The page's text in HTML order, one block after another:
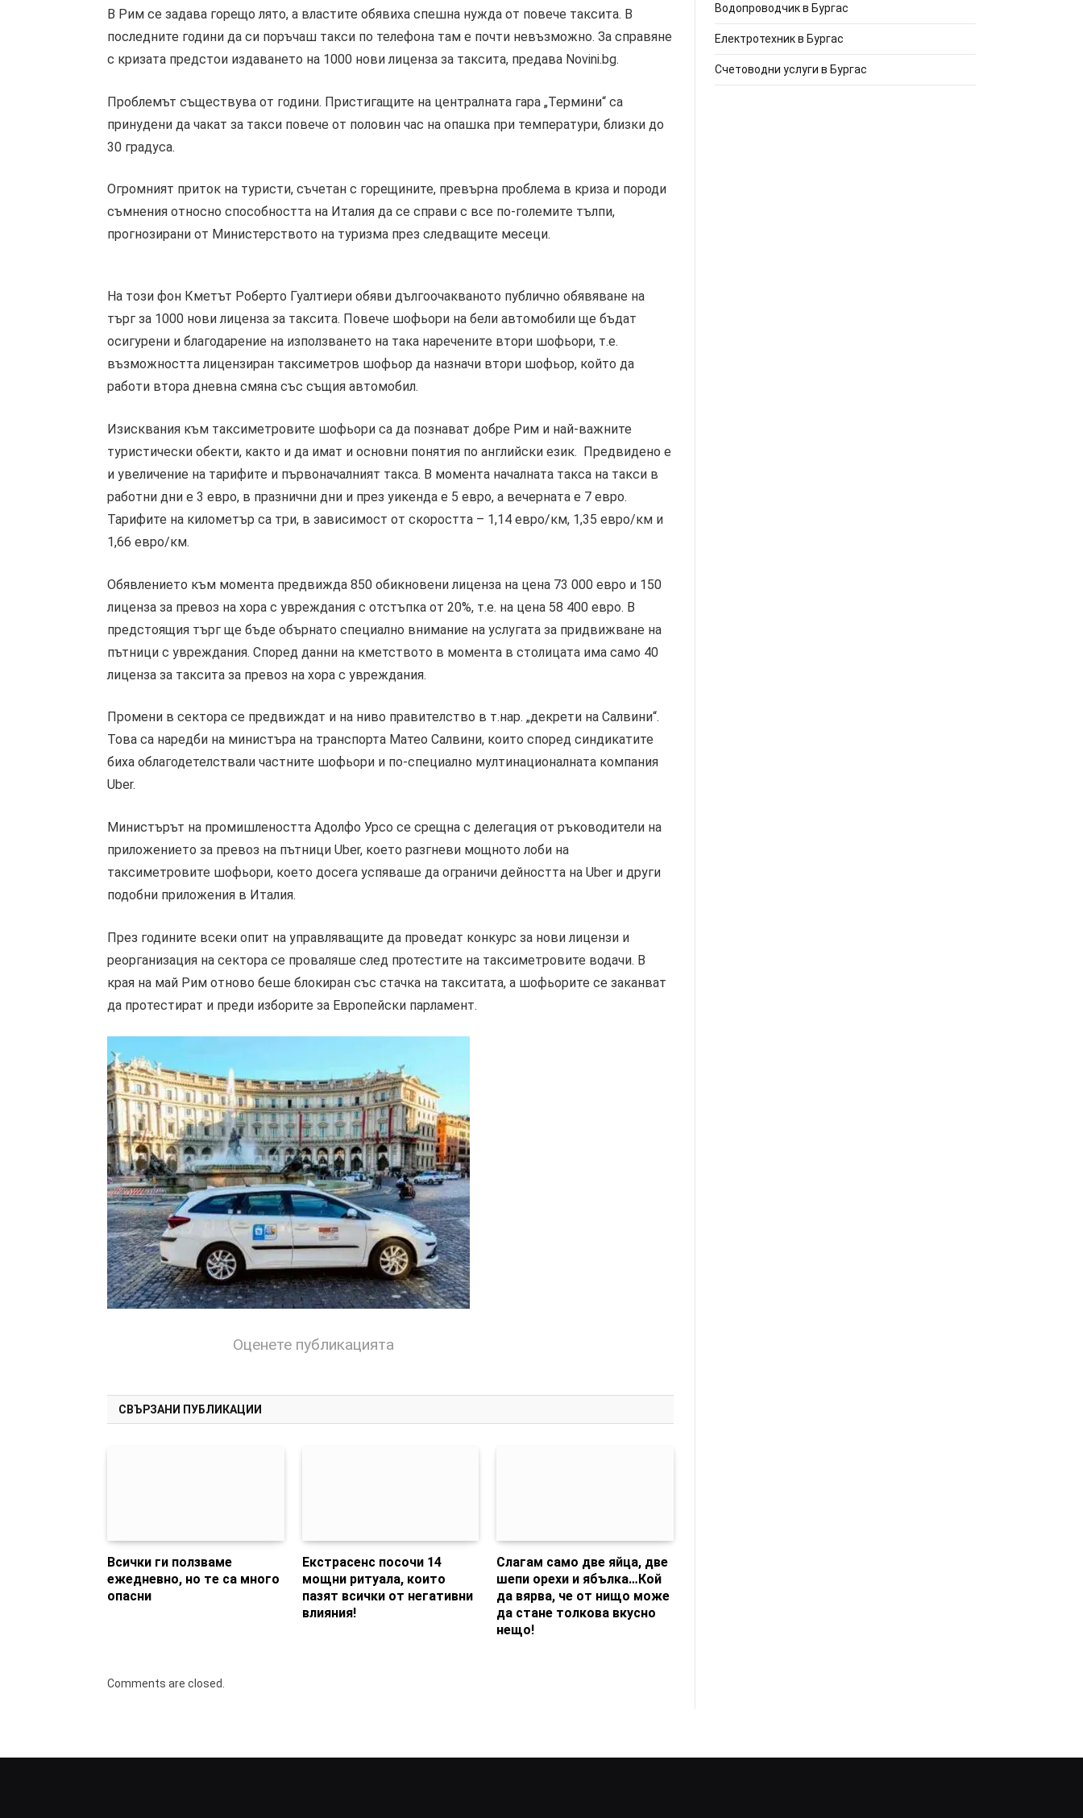
В Рим се задава горещо лято, а властите обявиха спешна нужда от повече таксита. В
последните години да си поръчаш такси по телефона там е почти невъзможно. За справяне
с кризата предстои издаването на 1000 нови лиценза за таксита, предава Novini.bg.
Проблемът съществува от години. Пристигащите на централната гара „Термини“ са
принудени да чакат за такси повече от половин час на опашка при температури, близки до
30 градуса.
Огромният приток на туристи, съчетан с горещините, превърна проблема в криза и породи
съмнения относно способността на Италия да се справи с все по-големите тълпи,
прогнозирани от Министерството на туризма през следващите месеци.
На този фон Кметът Роберто Гуалтиери обяви дългоочакваното публично обявяване на
търг за 1000 нови лиценза за таксита. Повече шофьори на бели автомобили ще бъдат
осигурени и благодарение на използването на така наречените втори шофьори, т.е.
възможността лицензиран таксиметров шофьор да назначи втори шофьор, който да
работи втора дневна смяна със същия автомобил.
Изисквания към таксиметровите шофьори са да познават добре Рим и най-важните
туристически обекти, както и да имат и основни понятия по английски език. Предвидено е
и увеличение на тарифите и първоначалният такса. В момента началната такса на такси в
работни дни е 3 евро, в празнични дни и през уикенда е 5 евро, а вечерната е 7 евро.
Тарифите на километър са три, в зависимост от скоростта – 1,14 евро/км, 1,35 евро/км и
1,66 евро/км.
Обявлението към момента предвижда 850 обикновени лиценза на цена 73 000 евро и 150
лиценза за превоз на хора с увреждания с отстъпка от 20%, т.е. на цена 58 400 евро. В
предстоящия търг ще бъде обърнато специално внимание на услугата за придвижване на
пътници с увреждания. Според данни на кметството в момента в столицата има само 40
лиценза за таксита за превоз на хора с увреждания.
Промени в сектора се предвиждат и на ниво правителство в т.нар. „декрети на Салвини“.
Това са наредби на министъра на транспорта Матео Салвини, които според синдикатите
биха облагодетелствали частните шофьори и по-специално мултинационалната компания
Uber.
Министърът на промишлеността Адолфо Урсо се срещна с делегация от ръководители на
приложението за превоз на пътници Uber, което разгневи мощното лоби на
таксиметровите шофьори, което досега успяваше да ограничи дейността на Uber и други
подобни приложения в Италия.
През годините всеки опит на управляващите да проведат конкурс за нови лицензи и
реорганизация на сектора се проваляше след протестите на таксиметровите водачи. В
края на май Рим отново беше блокиран със стачка на такситата, a шофьорите се заканват
да протестират и преди изборите за Европейски парламент.
Оценете публикацията
СВЪРЗАНИ ПУБЛИКАЦИИ
Всички ги ползваме
ежедневно, но те са много
опасни
Екстрасенс посочи 14
мощни ритуала, които
пазят всички от негативни
влияния!
Слагам само две яйца, две
шепи орехи и ябълка…Кой
да вярва, че от нищо може
да стане толкова вкусно
нещо!
Comments are closed.
Водопроводчик в Бургас
Електротехник в Бургас
Счетоводни услуги в Бургас